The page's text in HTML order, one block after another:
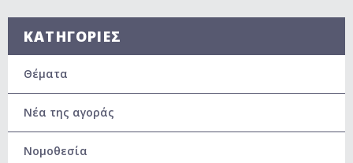
ΚΑΤΗΓΟΡΙΕΣ
Θέματα
Νέα της αγοράς
Νομοθεσία